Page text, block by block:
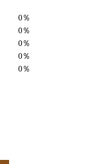
0％
0％
0％
0％
0％